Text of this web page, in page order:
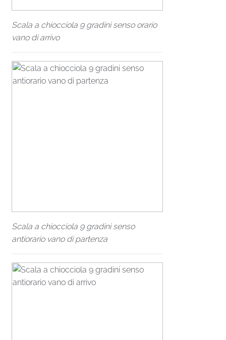
Scala a chiocciola 9 gradini senso orario
vano di arrivo
Scala a chiocciola 9 gradini senso
antiorario vano di partenza